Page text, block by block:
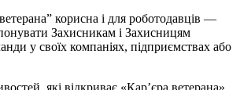
корисна і для роботодавців —
Захисникам і Захисницям
у своїх компаніях, підприємствах або